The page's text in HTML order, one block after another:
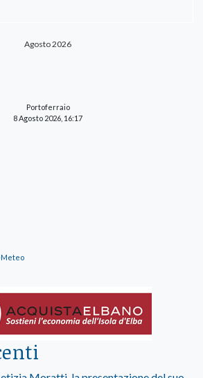
Agosto 2026
Portoferraio
8 Agosto 2026, 16:17
Meteo